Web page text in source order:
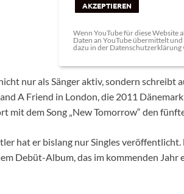
AKZEPTIEREN
Wenn YouTube für diese Website
Daten an YouTube übermittelt
dazu in der Datenschutzerklärung
nur als Sänger aktiv, sondern schreibt
A Friend in London, die 2011
mit dem Song „New Tomorrow“ den
hat er bislang nur Singles
Debüt-Album, das im kommenden Jahr